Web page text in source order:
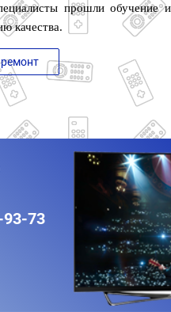
прошли
качества.
93-73